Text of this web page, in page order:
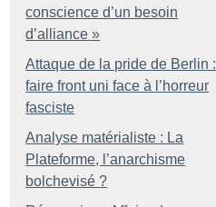
conscience d’un besoin
d’alliance »
Attaque de la pride de Berlin :
faire front uni face à l’horreur
fasciste
Analyse matérialiste : La
Plateforme, l’anarchisme
bolchevisé ?